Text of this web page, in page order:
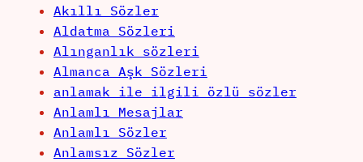
Akıllı Sözler
Aldatma Sözleri
Alınganlık sözleri
Almanca Aşk Sözleri
anlamak ile ilgili özlü sözler
Anlamlı Mesajlar
Anlamlı Sözler
Anlamsız Sözler